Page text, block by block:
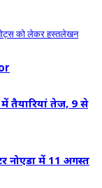
नोट्स को लेकर हस्तलेखन
तैयारियां तेज, 9 से
नोएडा में 11 अगस्त